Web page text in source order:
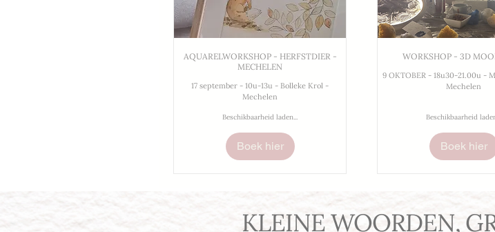
AQUARELWORKSHOP - HERFSTDIER -
MECHELEN
17 september - 10u-13u - Bolleke Krol -
Mechelen
Beschikbaarheid laden...
Boek hier
WORKSHOP - 3D
9 OKTOBER - 18u30-21.00u -
Mechelen
Beschikbaarheid
Boek hier
KLEINE WOORDEN,